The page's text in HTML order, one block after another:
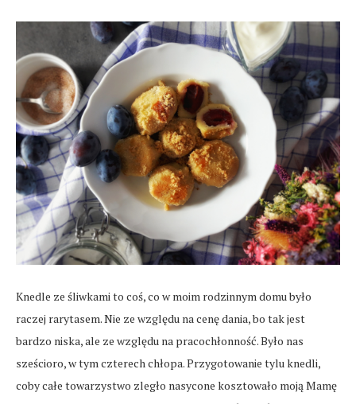
Knedle ze śliwkami to coś, co w moim rodzinnym domu było
raczej rarytasem. Nie ze względu na cenę dania, bo tak jest
bardzo niska, ale ze względu na pracochłonność. Było nas
sześcioro, w tym czterech chłopa. Przygotowanie tylu knedli,
coby całe towarzystwo zległo nasycone kosztowało moją Mamę